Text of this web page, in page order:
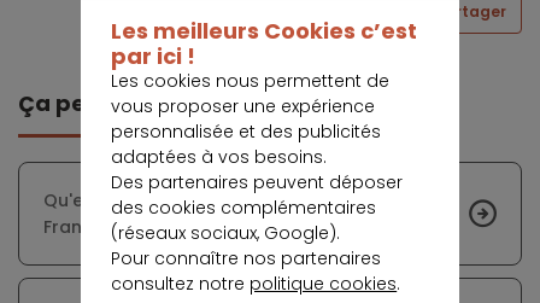
Partager
Ça peut vous intéresser
Qu'en est-il réellement de l'exode urbain des
Français ?
Les meilleurs Cookies c’est
par ici !
Les cookies nous permettent de
vous proposer une expérience
personnalisée et des publicités
adaptées à vos besoins.
Des partenaires peuvent déposer
des cookies complémentaires
(réseaux sociaux, Google).
Pour connaître nos partenaires
consultez notre politique cookies.